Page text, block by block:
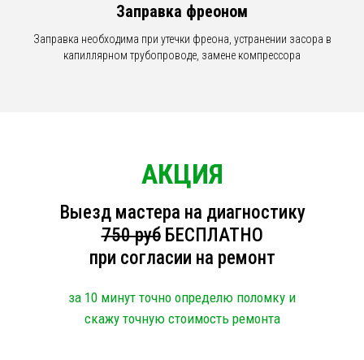
Заправка фреоном
Заправка необходима при утечки фреона, устранении засора в
капиллярном трубопроводе, замене компрессора
Выезд мастера на диагностику
750 рубБЕСПЛАТНО
при согласии на ремонт
АКЦИЯ
за 10 минут точно определю поломку и
скажу точную стоимость ремонта